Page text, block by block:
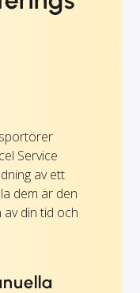
Service
av ett
dem är den
av din tid och